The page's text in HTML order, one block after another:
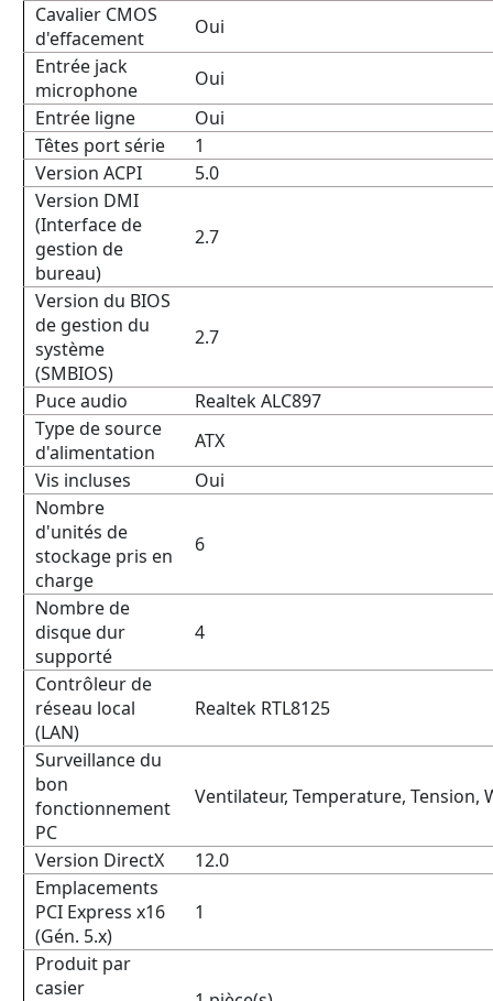
Cavalier CMOS
d'effacement
Oui
Entrée jack
microphone
Oui
Entrée ligne
Oui
Têtes port série
1
Version ACPI
5.0
Version DMI
(Interface de
gestion de
bureau)
2.7
Version du BIOS
de gestion du
système
(SMBIOS)
2.7
Puce audio
Realtek ALC897
Type de source
d'alimentation
ATX
Vis incluses
Oui
Nombre
d'unités de
stockage pris en
charge
6
Nombre de
disque dur
supporté
4
Contrôleur de
réseau local
(LAN)
Realtek RTL8125
Surveillance du
bon
fonctionnement
PC
Ventilateur, Temperature, Tension,
Version DirectX
12.0
Emplacements
PCI Express x16
(Gén. 5.x)
1
Produit par
casier